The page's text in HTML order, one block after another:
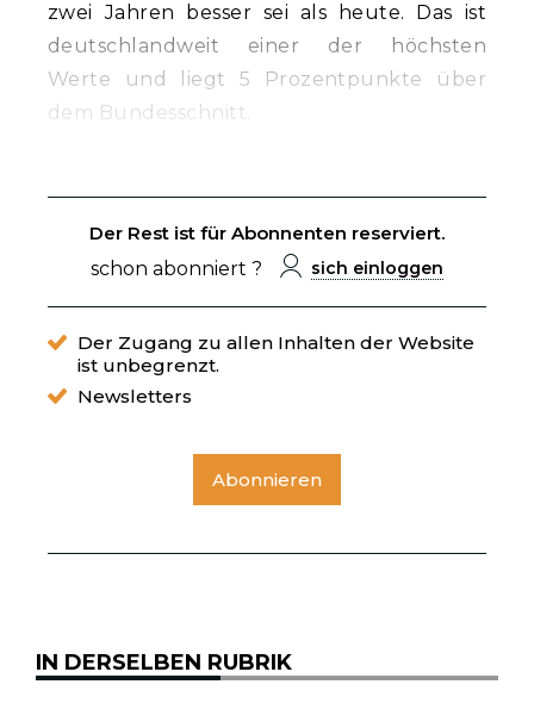
zwei Jahren besser sei als heute. Das ist
deutschlandweit einer der höchsten
Werte und liegt 5 Prozentpunkte über
dem Bundesschnitt.
Der Rest ist für Abonnenten reserviert.
schon abonniert ?
sich einloggen
Der Zugang zu allen Inhalten der Website
ist unbegrenzt.
Newsletters
Abonnieren
IN DERSELBEN RUBRIK